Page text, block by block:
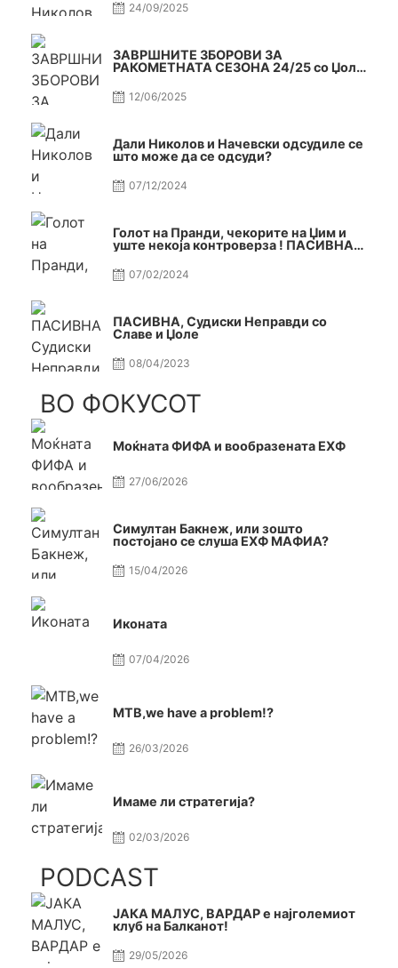
24/09/2025
ЗАВРШНИТЕ ЗБОРОВИ ЗА
РАКОМЕТНАТА СЕЗОНА 24/25 со Џоле
12/06/2025
Дали Николов и Начевски одсудиле се
што може да се одсуди?
07/12/2024
Голот на Пранди, чекорите на Џим и
уште некоја контроверза ! ПАСИВНА
07/02/2024
ПАСИВНА, Судиски Неправди со
Славе и Џоле
08/04/2023
ВО ФОКУСОТ
Моќната ФИФА и вообразената ЕХФ
27/06/2026
Симултан Бакнеж, или зошто
постојано се слуша ЕХФ МАФИА?
15/04/2026
Иконата
07/04/2026
МТВ,we have a problem!?
26/03/2026
Имаме ли стратегија?
02/03/2026
PODCAST
ЈАКА МАЛУС, ВАРДАР е најголемиот
клуб на Балканот!
29/05/2026